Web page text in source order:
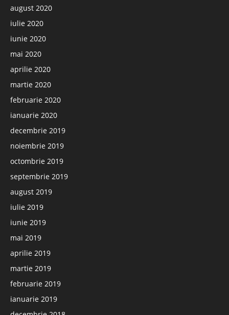
august 2020
iulie 2020
iunie 2020
mai 2020
aprilie 2020
martie 2020
februarie 2020
ianuarie 2020
decembrie 2019
noiembrie 2019
octombrie 2019
septembrie 2019
august 2019
iulie 2019
iunie 2019
mai 2019
aprilie 2019
martie 2019
februarie 2019
ianuarie 2019